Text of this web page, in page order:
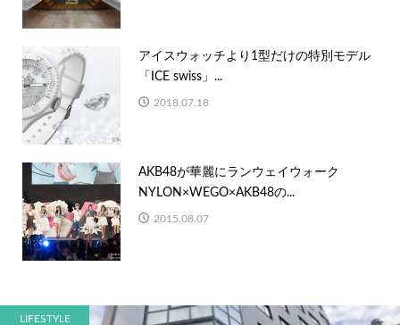
アイスウォッチより1型だけの特別モデル
「ICE swiss」...
2018.07.18
AKB48が華麗にランウェイウォーク
NYLON×WEGO×AKB48の...
2015.08.07
LIFESTYLE